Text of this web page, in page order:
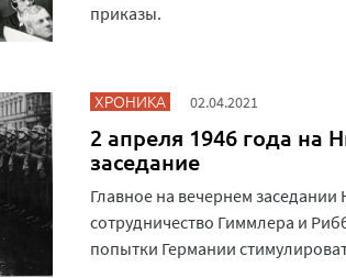
приказы.
ХРОНИКА 02.04.2021
2 апреля 1946 года на
заседание
Главное на вечернем
сотрудничество Гиммлера и
попытки Германии